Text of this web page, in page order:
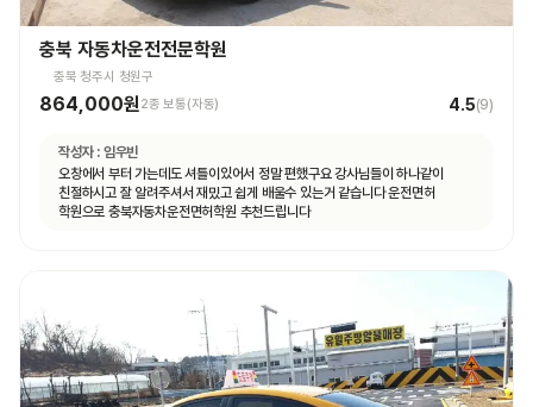
충북 자동차운전전문학원
충북 청주시 청원구
864,000원 2종 보통(자동) 4.5(9)
작성자 : 임우빈
오창에서 부터 가는데도 셔틀이있어서 정말 편했구요 강사님들이 하나같이
친절하시고 잘 알려주셔서 재밌고 쉽게 배울수 있는거 같습니다 운전면허
학원으로 충북자동차운전면허학원 추천드립니다